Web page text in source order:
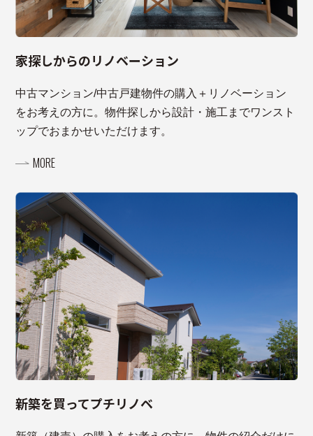
家探しからのリノベーション
中古マンション/中古戸建物件の購入＋リノベーション
をお考えの方に。物件探しから設計・施工までワンスト
ップでおまかせいただけます。
MORE
新築を買ってプチリノベ